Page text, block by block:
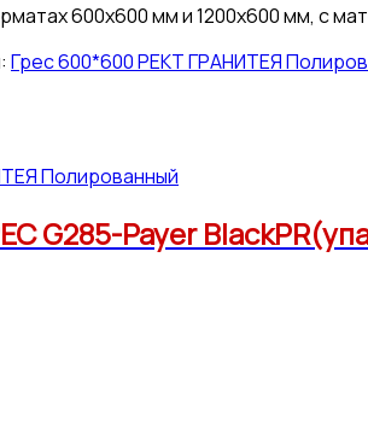
600х600 мм и 1200х600 мм, с
Грес 600*600 РЕКТ ГРАНИТЕЯ
Полированный
G285-Payer